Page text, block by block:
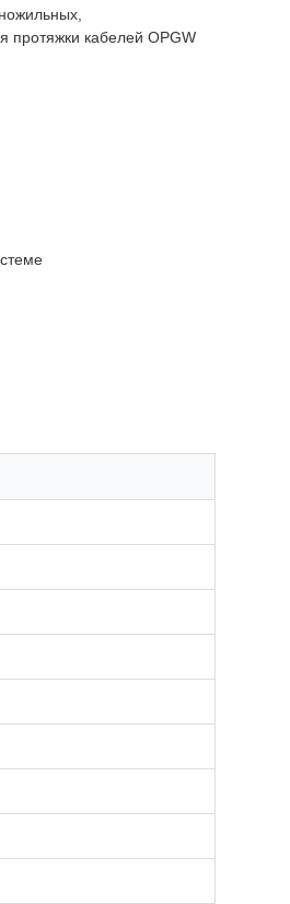
протяжки кабелей OPGW